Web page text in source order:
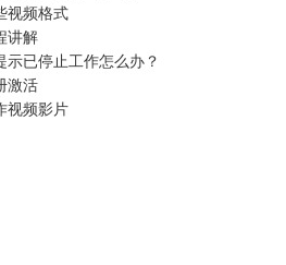
视频格式
讲解
示已停止工作怎么办？
激活
视频影片